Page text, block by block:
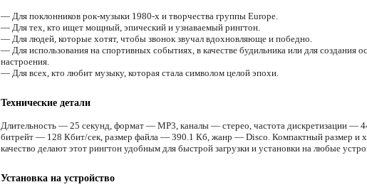
— Для поклонников рок-музыки 1980-х и творчества группы Europe.
— Для тех, кто ищет мощный, эпический и узнаваемый рингтон.
— Для людей, которые хотят, чтобы звонок звучал вдохновляюще и победно.
— Для использования на спортивных событиях, в качестве будильника или для создания
настроения.
— Для всех, кто любит музыку, которая стала символом целой эпохи.
Технические детали
Длительность — 25 секунд, формат — MP3, каналы — стерео, частота дискретизации —
битрейт — 128 Кбит/сек, размер файла — 390.1 Кб, жанр — Disco. Компактный размер и
качество делают этот рингтон удобным для быстрой загрузки и установки на любые
Установка на устройство